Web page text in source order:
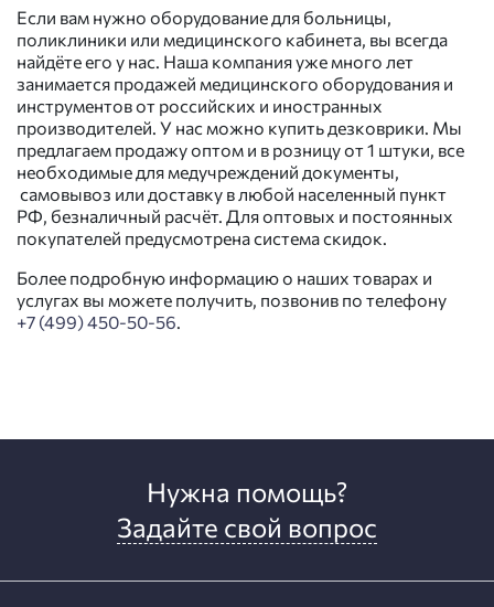
Если вам нужно оборудование для больницы,
поликлиники или медицинского кабинета, вы всегда
найдёте его у нас. Наша компания уже много лет
занимается продажей медицинского оборудования и
инструментов от российских и иностранных
производителей. У нас можно купить дезковрики. Мы
предлагаем продажу оптом и в розницу от 1 штуки, все
необходимые для медучреждений документы,
самовывоз или доставку в любой населенный пункт
РФ, безналичный расчёт. Для оптовых и постоянных
покупателей предусмотрена система скидок.
Более подробную информацию о наших товарах и
услугах вы можете получить, позвонив по телефону
+7 (499) 450-50-56.
Нужна помощь?
Задайте свой вопрос